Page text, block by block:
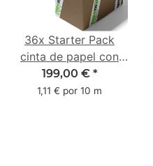
36x Starter Pack
cinta de papel con
logo - 1 color - 50
mm x 50 m - caucho
199,00 € *
1,11 € por 10 m